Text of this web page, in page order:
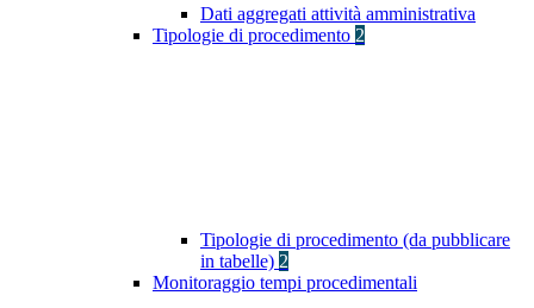
Dati aggregati attività amministrativa
Tipologie di procedimento 2
Tipologie di procedimento (da pubblicare
in tabelle) 2
Monitoraggio tempi procedimentali